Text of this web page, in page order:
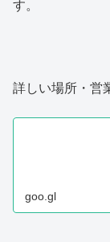
す。
詳しい場所・営
goo.gl